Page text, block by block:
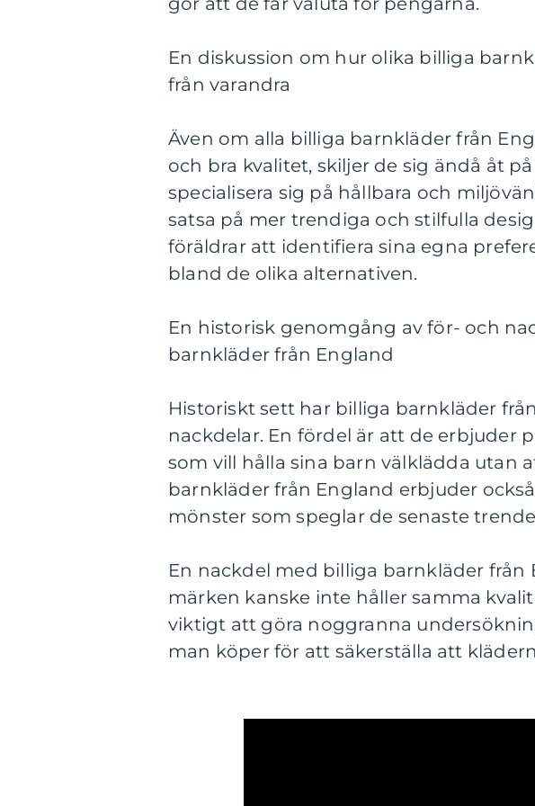
En diskussion om hur olika billiga
från varandra
Även om alla billiga barnkläder från
och bra kvalitet, skiljer de sig ändå åt
specialisera sig på hållbara och
satsa på mer trendiga och stilfulla
föräldrar att identifiera sina egna
bland de olika alternativen.
En historisk genomgång av för- och
barnkläder från England
Historiskt sett har billiga barnkläder
nackdelar. En fördel är att de erbjuder
som vill hålla sina barn välklädda utan
barnkläder från England erbjuder
mönster som speglar de senaste
En nackdel med billiga barnkläder från
märken kanske inte håller samma
viktigt att göra noggranna
man köper för att säkerställa att